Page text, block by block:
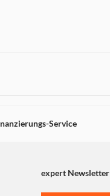
Service
expert Newsletter